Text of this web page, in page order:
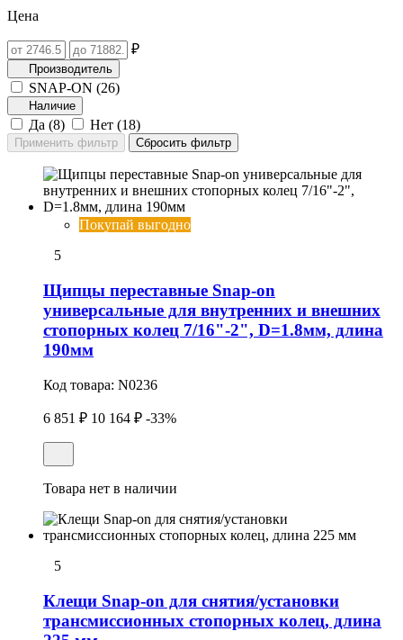
Цена
₽
Производитель
SNAP-ON (26)
Наличие
Да (8) Нет (18)
Покупай выгодно
5
Щипцы переставные Snap-on
универсальные для внутренних и внешних
стопорных колец 7/16"-2", D=1.8мм, длина
190мм
Код товара: N0236
6 851 ₽ 10 164 ₽ -33%
Товара нет в наличии
5
Клещи Snap-on для снятия/установки
трансмиссионных стопоpных колец, длина